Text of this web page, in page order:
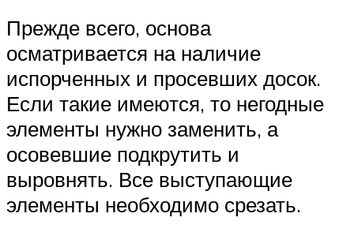
Прежде всего, основа
осматривается на наличие
испорченных и просевших досок.
Если такие имеются, то негодные
элементы нужно заменить, а
осовевшие подкрутить и
выровнять. Все выступающие
элементы необходимо срезать.